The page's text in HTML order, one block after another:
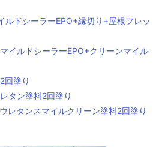
ルドシーラーEPO+縁切り+屋根フレッ
イルドシーラーEPO+クリーンマイル
回塗り
タン塗料2回塗り
レタンスマイルクリーン塗料2回塗り